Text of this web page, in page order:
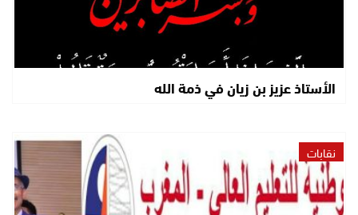
الأستاذ عزيز بن زيان في ذمة الله
نقابات